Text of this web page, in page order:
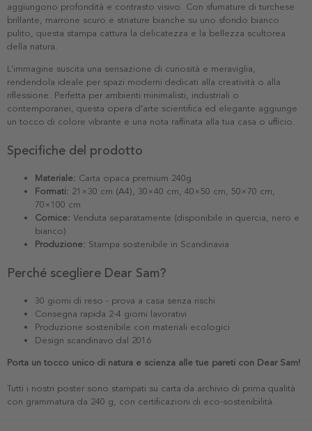
aggiungono profondità e contrasto visivo. Con sfumature di turchese
brillante, marrone scuro e striature bianche su uno sfondo bianco
pulito, questa stampa cattura la delicatezza e la bellezza scultorea
della natura.
L'immagine suscita una sensazione di curiosità e meraviglia,
rendendola ideale per spazi moderni dedicati alla creatività o alla
riflessione. Perfetta per ambienti minimalisti, industriali o
contemporanei, questa opera d’arte scientifica ed elegante aggiunge
un tocco di colore vibrante e una nota raffinata alla tua casa o ufficio.
Specifiche del prodotto
Materiale: Carta opaca premium 240g
Formati: 21×30 cm (A4), 30×40 cm, 40×50 cm, 50×70 cm,
70×100 cm
Cornice: Venduta separatamente (disponibile in quercia, nero e
bianco)
Produzione: Stampa sostenibile in Scandinavia
Perché scegliere Dear Sam?
30 giorni di reso - prova a casa senza rischi
Consegna rapida 2-4 giorni lavorativi
Produzione sostenibile con materiali ecologici
Design scandinavo dal 2016
Porta un tocco unico di natura e scienza alle tue pareti con Dear Sam!
Tutti i nostri poster sono stampati su carta da archivio di prima qualità
con grammatura da 240 g, con certificazioni di eco-sostenibilità.